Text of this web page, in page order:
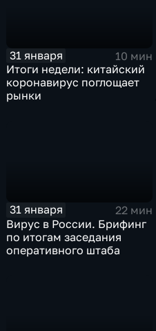
31 января
10 мин
Итоги недели: китайский
коронавирус поглощает
рынки
31 января
22 мин
Вирус в России. Брифинг
по итогам заседания
оперативного штаба